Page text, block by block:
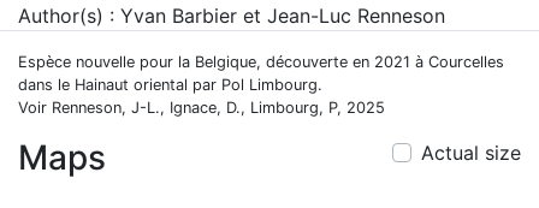
Author(s) : Yvan Barbier et Jean-Luc Renneson
Espèce nouvelle pour la Belgique, découverte en 2021 à Courcelles
dans le Hainaut oriental par Pol Limbourg.
Voir Renneson, J-L., Ignace, D., Limbourg, P, 2025
Maps Actual size